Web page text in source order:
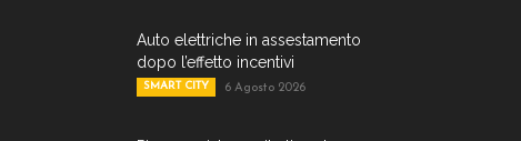
Auto elettriche in assestamento
dopo l’effetto incentivi
SMART CITY 6 Agosto 2026